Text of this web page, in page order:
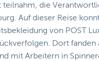
die
Auf dieser Reise
von POST
Dort fanden
mit Arbeitern in